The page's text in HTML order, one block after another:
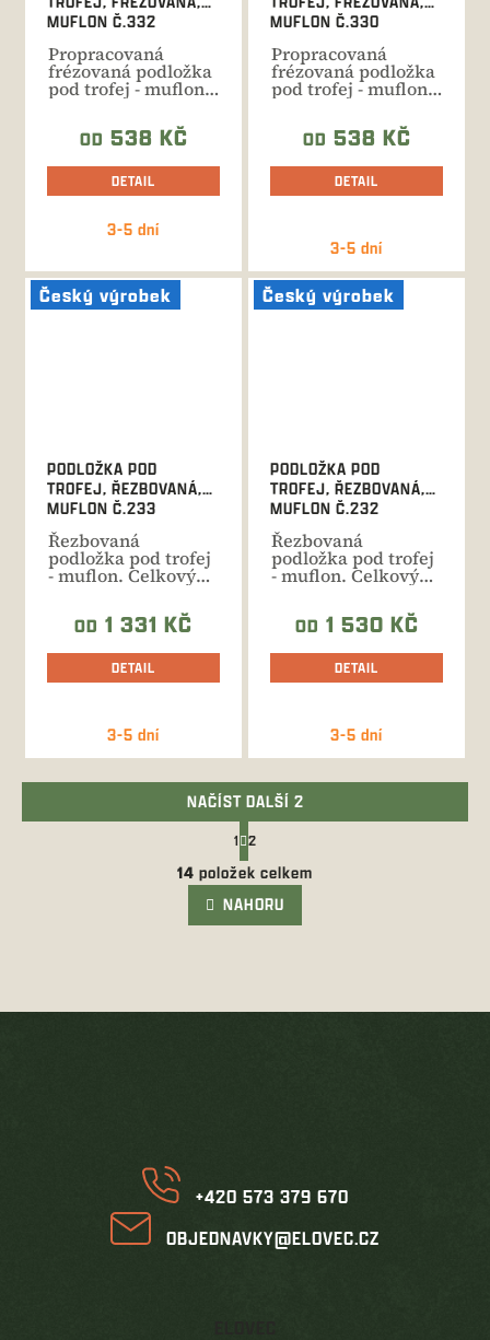
produktu
je
3-5 dní
MUFLON Č.332
Propracovaná
frézovaná podložka
pod trofej - muflon.
Celkový rozměr 40
OD 538 KČ
DETAIL
3-5 dní
MUFLON Č.330
Propracovaná
frézovaná podložka
pod trofej - muflon.
Celkový rozměr 33
OD 538 KČ
DETAIL
Český výrobek
3-5 dní
PODLOŽKA POD
TROFEJ, ŘEZBOVANÁ,
MUFLON Č.233
Řezbovaná
podložka pod trofej
- muflon. Celkový
rozměr 24x37 cm.
Ruční...
OD 1 331 KČ
DETAIL
Český výrobek
3-5 dní
PODLOŽKA POD
TROFEJ, ŘEZBOVANÁ,
MUFLON Č.232
Řezbovaná
podložka pod trofej
- muflon. Celkový
rozměr 24x34 cm.
Ruční...
OD 1 530 KČ
DETAIL
O
v
l
á
í
i
u
NAČÍST DALŠÍ 2
t
r
á
n
k
í
1 2
14 položek celkem
NAHORU
+420 573 379 670
OBJEDNAVKY@ELOVEC.CZ